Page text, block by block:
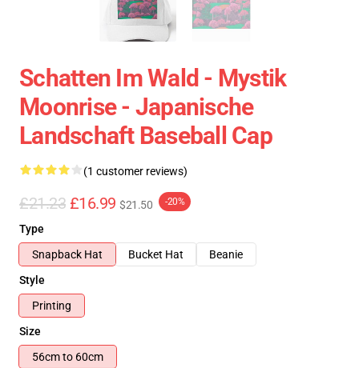
Schatten Im Wald - Mystik
Moonrise - Japanische
Landschaft Baseball Cap
(1 customer reviews)
£21.23 £16.99 $21.50 -20%
Type
Snapback Hat
Bucket Hat
Beanie
Style
Printing
Size
56cm to 60cm